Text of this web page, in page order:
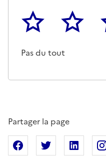
1
Pas du tout
2 3
Partager la page
Partager surPartager sur